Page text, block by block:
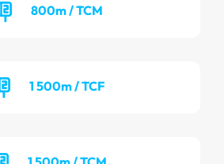
800m / TCM
1 500m / TCF